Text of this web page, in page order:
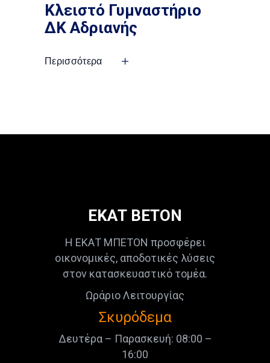
Κλειστό Γυμναστήριο
ΔΚ Αδριανής
Περισσότερα
ΕΚΑΤ ΒΕΤΟΝ
Η ΕΚΑΤ ΜΠΕΤΟΝ προσφέρει
οικονομικές, αποδοτικές λύσεις
στον κατασκευαστικό τομέα.
Ωράριο Λειτουργίας
Σκυρόδεμα
Δευτέρα – Παρασκευή: 08:00 –
16:00